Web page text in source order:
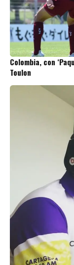
Colombia, con
Toulon